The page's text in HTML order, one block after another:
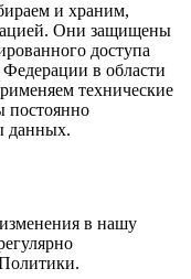
и храним,
Они защищены
доступа
Федерации в области
технические
постоянно
данных.
в нашу